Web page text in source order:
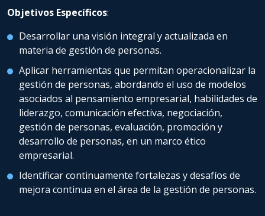
Objetivos Específicos:
Desarrollar una visión integral y actualizada en
materia de gestión de personas.
Aplicar herramientas que permitan operacionalizar la
gestión de personas, abordando el uso de modelos
asociados al pensamiento empresarial, habilidades de
liderazgo, comunicación efectiva, negociación,
gestión de personas, evaluación, promoción y
desarrollo de personas, en un marco ético
empresarial.
Identificar continuamente fortalezas y desafíos de
mejora continua en el área de la gestión de personas.